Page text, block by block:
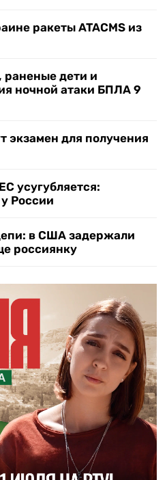
ракеты ATACMS из
дети и
ночной атаки БПЛА 9
экзамен для получения
усугубляется:
России
в США задержали
россиянку